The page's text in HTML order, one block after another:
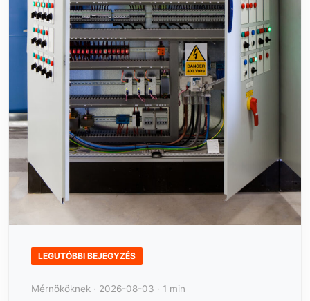
LEGUTÓBBI BEJEGYZÉS
Mérnököknek · 2026-08-03 · 1 min